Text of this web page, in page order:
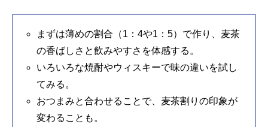
まずは薄めの割合（1：4や1：5）で作り、麦茶
の香ばしさと飲みやすさを体感する。
いろいろな焼酎やウィスキーで味の違いを試し
てみる。
おつまみと合わせることで、麦茶割りの印象が
変わることも。